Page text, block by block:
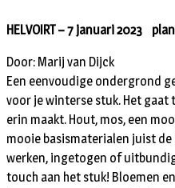
HELVOIRT – 7 januari 2023
Door: Marij van Dijck
Een eenvoudige ondergrond
voor je winterse stuk. Het
erin maakt. Hout, mos, een
mooie basismaterialen juist
werken, ingetogen of
touch aan het stuk! Bloemen